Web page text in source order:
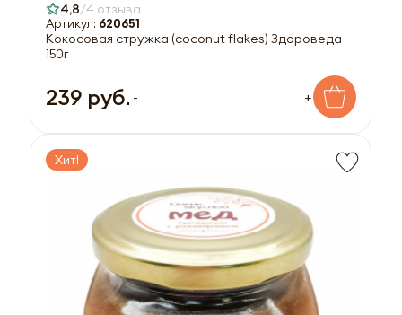
4,8 4 отзыва
Артикул: 620651
Кокосовая стружка (coconut flakes) Здороведа
150г
239 руб. - +
Хит!